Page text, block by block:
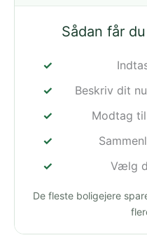
Sådan får
Beskriv dit
Modtag
Vælg
De fleste boligejere